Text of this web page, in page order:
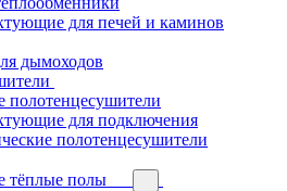
для печей и каминов
дымоходов
полотенцесушители
для подключения
полотенцесушители
тёплые полы